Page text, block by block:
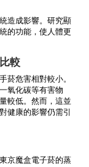
造成影響。研究顯
的功能，使人體更
較
菸危害相對較小。
氧化碳等有害物
較低。然而，這並
健康的影響仍需引
京魔盒電子菸的蒸